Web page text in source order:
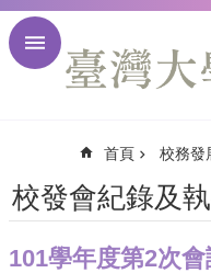
跳到主要內容區塊
首
頁
大
首頁 校務發
校發會紀錄及
101學年度第2次